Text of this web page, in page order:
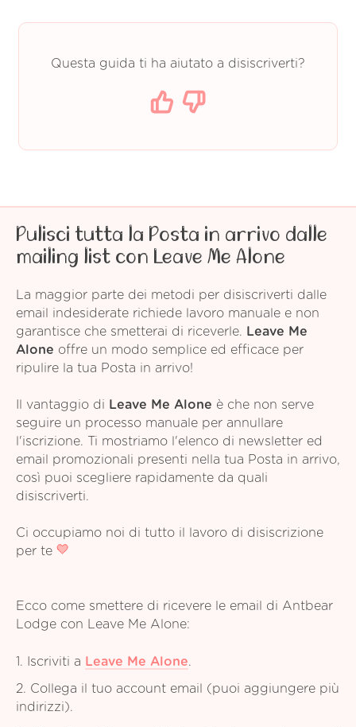
Questa guida ti ha aiutato a disiscriverti?
Pulisci tutta la Posta in arrivo dalle
mailing list con Leave Me Alone
La maggior parte dei metodi per disiscriverti dalle
email indesiderate richiede lavoro manuale e non
garantisce che smetterai di riceverle.
Leave Me
Alone offre un modo semplice ed efficace per
ripulire la tua Posta in arrivo!
Il vantaggio di Leave Me Alone è che non serve
seguire un processo manuale per annullare
l'iscrizione. Ti mostriamo l'elenco di newsletter ed
email promozionali presenti nella tua Posta in arrivo,
così puoi scegliere rapidamente da quali
disiscriverti.
Ci occupiamo noi di tutto il lavoro di disiscrizione
per te
Ecco come smettere di ricevere le email di Antbear
Lodge con Leave Me Alone:
1. Iscriviti a Leave Me Alone.
2. Collega il tuo account email (puoi aggiungere più
indirizzi).